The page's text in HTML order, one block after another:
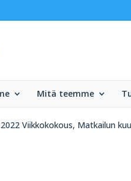
Mitä teemme
Viikkokokous, Matkailun